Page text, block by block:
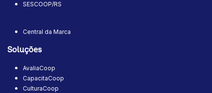
SESCOOP/RS
Central da Marca
Soluções
AvaliaCoop
CapacitaCoop
CulturaCoop